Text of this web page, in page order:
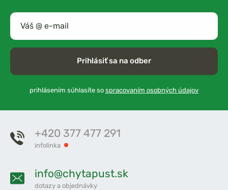
Prihlásiť sa na odber
prihlásením súhlasíte so spracovaním osobných údajov
+420 377 477 291
infolinka
info@chytapust.sk
dotazy a objednávky